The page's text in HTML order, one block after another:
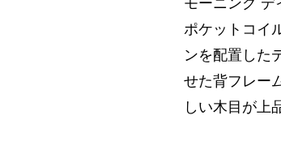
ポケットコイ
ンを配置した
せた背フレー
しい木目が上